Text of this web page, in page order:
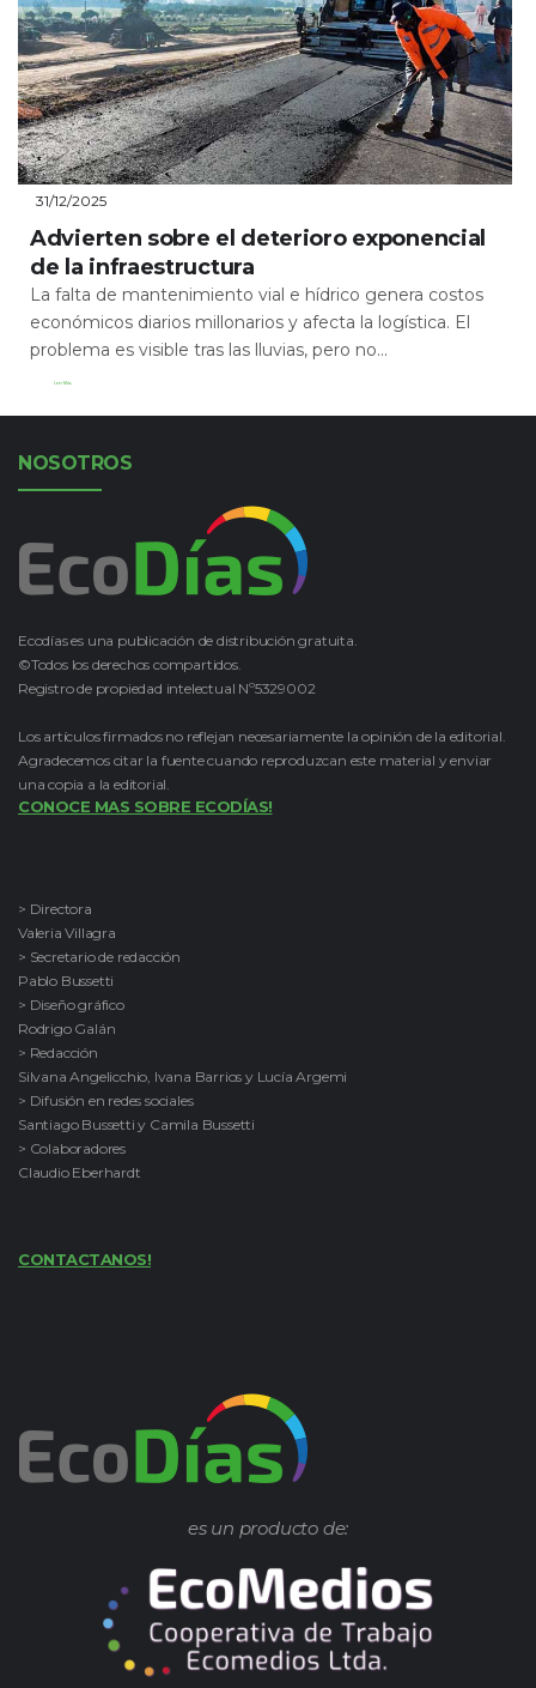
31/12/2025
Advierten sobre el deterioro exponencial
de la infraestructura
La falta de mantenimiento vial e hídrico genera costos
económicos diarios millonarios y afecta la logística. El
problema es visible tras las lluvias, pero no...
Leer Más
NOSOTROS
Ecodías es una publicación de distribución gratuita.
©Todos los derechos compartidos.
Registro de propiedad intelectual Nº5329002
Los artículos firmados no reflejan necesariamente la opinión de la editorial.
Agradecemos citar la fuente cuando reproduzcan este material y enviar
una copia a la editorial.
CONOCE MAS SOBRE ECODÍAS!
> Directora
Valeria Villagra
> Secretario de redacción
Pablo Bussetti
> Diseño gráfico
Rodrigo Galán
> Redacción
Silvana Angelicchio, Ivana Barrios y Lucía Argemi
> Difusión en redes sociales
Santiago Bussetti y Camila Bussetti
> Colaboradores
Claudio Eberhardt
CONTACTANOS!
es un producto de: